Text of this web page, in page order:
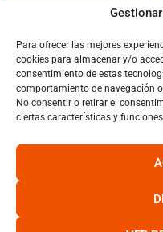
Para ofrecer las mejores
cookies para almacenar y/o
consentimiento de estas
comportamiento de navegación
No consentir o retirar el
ciertas características y